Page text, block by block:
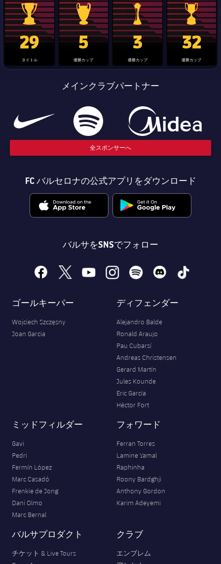
La Liga trophy
29
タイトル
Champions League trophy
5
優勝カップ
label.aria.clubworldcup
3
優勝カップ
国王杯
32
優勝カップ
メインクラブパートナー
全スポンサーへ
FC バルセロナの公式アプリをダウンロード
バルサをSNSでフォロー
facebook
x youtubeinstagramspotify discord tiktok
ゴールキーパー
Wojciech Szczęsny
Joan Garcia
ディフェンダー
Alejandro Balde
Ronald Araujo
Pau Cubarsí
Andreas Christensen
Gerard Martín
Jules Kounde
Eric García
Héctor Fort
ミッドフィルダー
Gavi
Pedri
Fermín López
Marc Casadó
Frenkie de Jong
Dani Olmo
Marc Bernal
フォワード
Ferran Torres
Lamine Yamal
Raphinha
Roony Bardghji
Anthony Gordon
Karim Adeyemi
バルサプロダクト
チケット & Live Tours
クラブ
エンブレム